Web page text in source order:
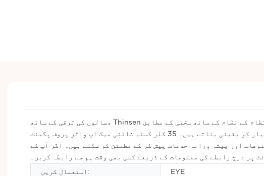
سالوں کی ترقی کے ساتھ، Thinsen اب آئی شیڈو انڈسٹری میں ایک اہم مقام پر فائز ہے۔ ہم ہمیشہ بین الاقوامی معیار کے معیارات اور معیار کے انتظام کے نظام کے ساتھ سختی کے مطابق
ہیں، مکمل طور پر مصنوعات کے معیار کو یقینی بناتے ہیں۔ 35 کلر کسٹم شائنی میک اپ واٹر پروف پگمنٹ Oem آئی شیڈو پیلیٹ تھینسن کو ڈیزائن، آر اینڈ ڈی، مینوفیکچرنگ اور اپ ڈیٹس
اور پیشہ ورانہ خدمات پیش کر کے مطمئن کر سکتے ہیں۔ اگر آپ کے
پر درج رابطے کی معلومات کے ذریعے کسی بھی وقت ہم سے رابطہ کریں۔
استعمال کریں: EYE